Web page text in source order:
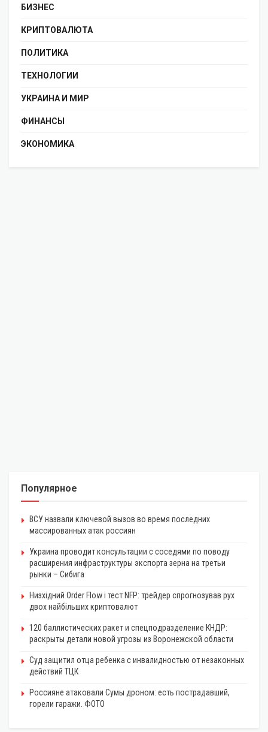
БИЗНЕС
КРИПТОВАЛЮТА
ПОЛИТИКА
ТЕХНОЛОГИИ
УКРАИНА И МИР
ФИНАНСЫ
ЭКОНОМИКА
Популярное
ВСУ назвали ключевой вызов во время последних
массированных атак россиян
Украина проводит консультации с соседями по поводу
расширения инфраструктуры экспорта зерна на третьи
рынки – Сибига
Низхідний Order Flow і тест NFP: трейдер спрогнозував рух
двох найбільших криптовалют
120 баллистических ракет и спецподразделение КНДР:
раскрыты детали новой угрозы из Воронежской области
Суд защитил отца ребенка с инвалидностью от незаконных
действий ТЦК
Россияне атаковали Сумы дроном: есть пострадавший,
горели гаражи. ФОТО